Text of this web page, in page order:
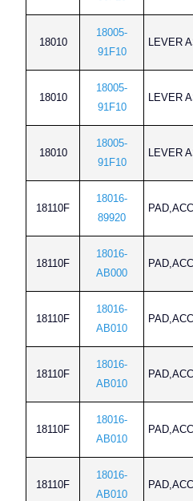
18010
18005-
91F10
LEVER
18010
18005-
91F10
LEVER
18010
18005-
91F10
LEVER
18110F
18016-
89920
18110F
18016-
AB000
18110F
18016-
AB010
18110F
18016-
AB010
18110F
18016-
AB010
18110F
18016-
AB010